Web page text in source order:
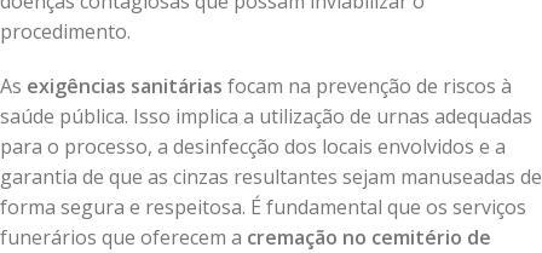
procedimento.
As exigências sanitárias focam na prevenção de riscos à
saúde pública. Isso implica a utilização de urnas adequadas
para o processo, a desinfecção dos locais envolvidos e a
garantia de que as cinzas resultantes sejam manuseadas de
forma segura e respeitosa. É fundamental que os serviços
funerários que oferecem a cremação no cemitério de